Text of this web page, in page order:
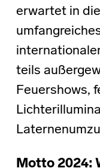
erwartet in
teils
Feuershows,
Motto 2024: